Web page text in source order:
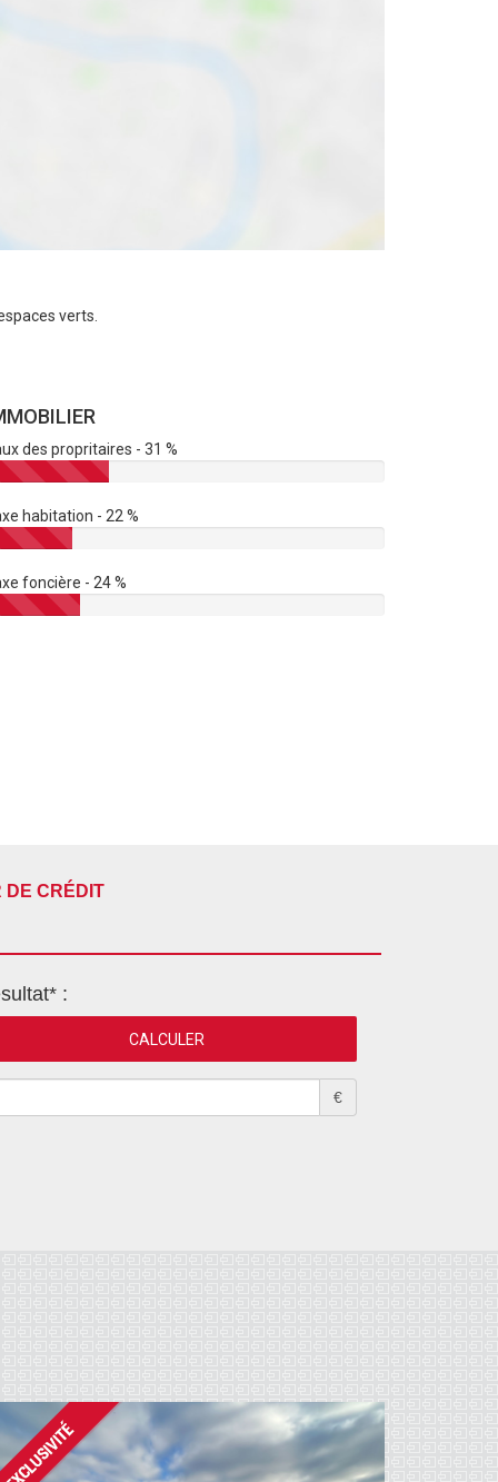
verts.
des propritaires - 31 %
habitation - 22 %
foncière - 24 %
DE CRÉDIT
:
€